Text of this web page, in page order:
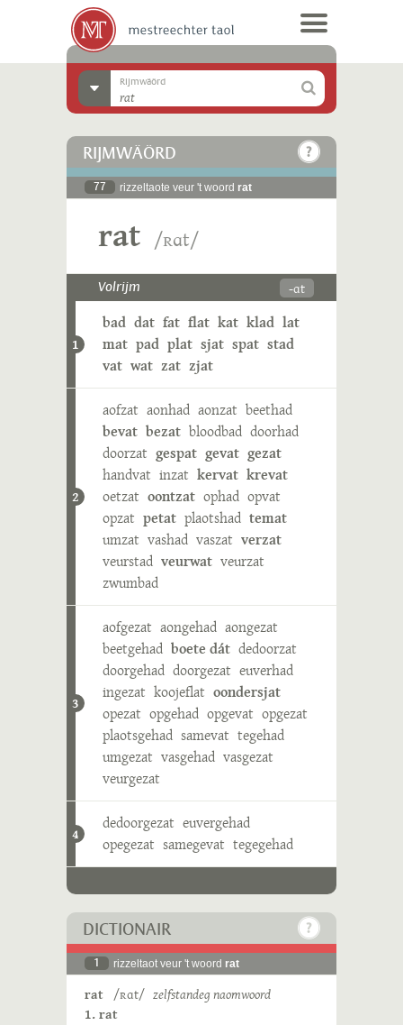
Rijmwäörd
RIJMWÄÖRD
77 rizzeltaote veur 't woord rat
rat /ʀɑt/
Volrijm -ɑt
1
bad dat fat flat kat klad lat
mat pad plat sjat spat stad
vat wat zat zjat
2
aofzat aonhad aonzat beethad
bevat bezat bloodbad doorhad
doorzat gespat gevat gezat
handvat inzat kervat krevat
oetzat oontzat ophad opvat
opzat petat plaotshad temat
umzat vashad vaszat verzat
veurstad veurwat veurzat
zwumbad
3
aofgezat aongehad aongezat
beetgehad boete dát dedoorzat
doorgehad doorgezat euverhad
ingezat koojeflat oondersjat
opezat opgehad opgevat opgezat
plaotsgehad samevat tegehad
umgezat vasgehad vasgezat
veurgezat
4
dedoorgezat euvergehad
opegezat samegevat tegegehad
DICTIONAIR
1 rizzeltaot veur 't woord rat
rat /ʀɑt/ zelfstandeg naomwoord
1. rat